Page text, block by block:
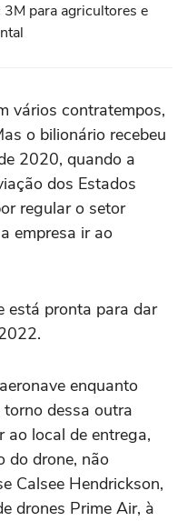
3M para agricultores e
vários contratempos,
o bilionário recebeu
2020, quando a
dos Estados
regular o setor
empresa ir ao
está pronta para dar
enquanto
dessa outra
ao local de entrega,
do drone, não
Calsee Hendrickson,
drones Prime Air, à